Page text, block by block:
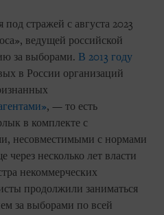
стражей с августа 2023
ведущей российской
за выборами. В 2013 году
в России организаций
, — то есть
в комплекте с
несовместимыми с нормами
несколько лет власти
некоммерческих
продолжили заниматься
за выборами по всей